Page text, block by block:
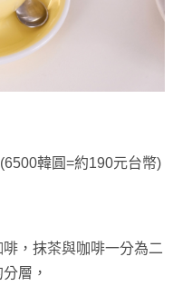
(6500韓圓=約190元台幣)
，抹茶與咖啡一分為二
層，